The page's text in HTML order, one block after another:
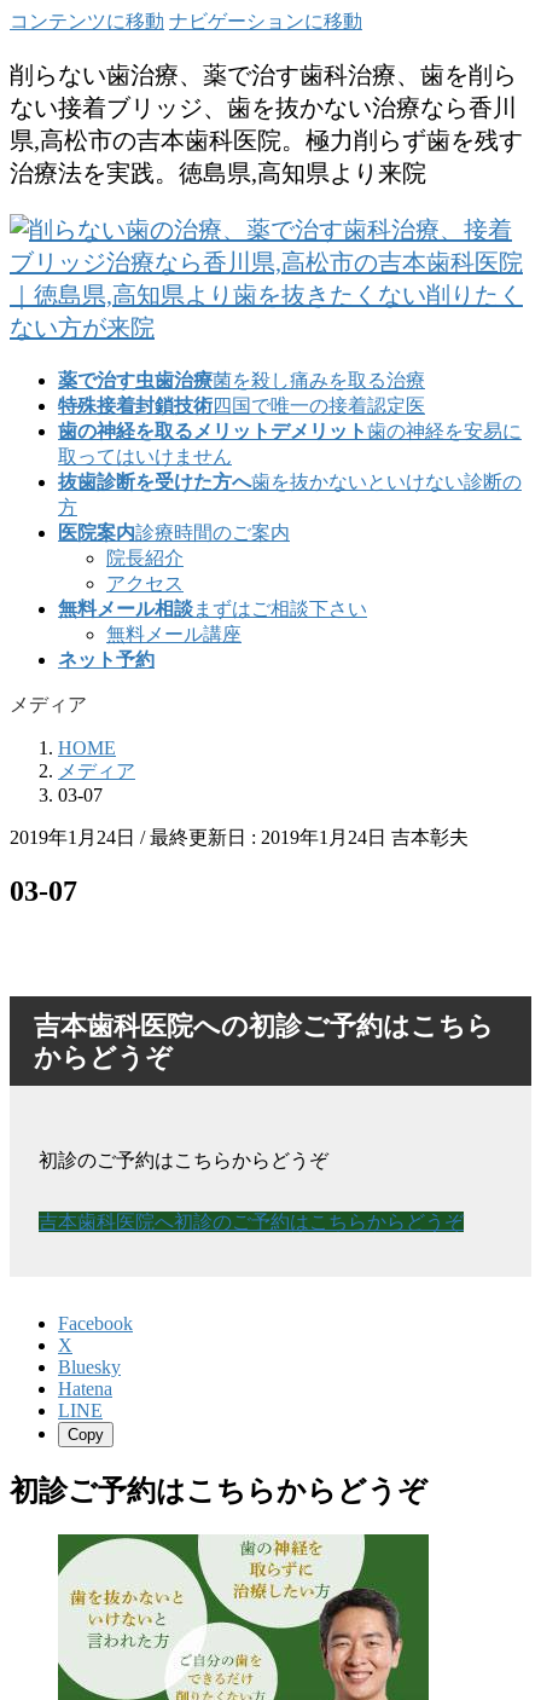
コンテンツに移動 ナビゲーションに移動
削らない歯治療、薬で治す歯科治療、歯を削ら
ない接着ブリッジ、歯を抜かない治療なら香川
県,高松市の吉本歯科医院。極力削らず歯を残す
治療法を実践。徳島県,高知県より来院
薬で治す虫歯治療菌を殺し痛みを取る治療
特殊接着封鎖技術四国で唯一の接着認定医
歯の神経を取るメリットデメリット歯の神経を安易に
取ってはいけません
抜歯診断を受けた方へ歯を抜かないといけない診断の
方
医院案内診療時間のご案内
院長紹介
アクセス
無料メール相談まずはご相談下さい
無料メール講座
ネット予約
メディア
HOME
メディア
03-07
2019年1月24日 / 最終更新日 : 2019年1月24日 吉本彰夫
03-07
吉本歯科医院への初診ご予約はこちら
からどうぞ
初診のご予約はこちらからどうぞ
吉本歯科医院へ初診のご予約はこちらからどうぞ
Facebook
X
Bluesky
Hatena
LINE
Copy
初診ご予約はこちらからどうぞ